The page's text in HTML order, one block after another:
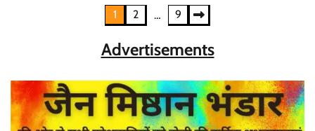
1 2 … 9
Advertisements